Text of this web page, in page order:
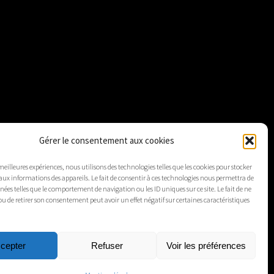
Gérer le consentement aux cookies
expériences, nous utilisons des technologies telles que les cookies pour stocker
informations des appareils. Le fait de consentir à ces technologies nous permettra de
telles que le comportement de navigation ou les ID uniques sur ce site. Le fait de ne
de retirer son consentement peut avoir un effet négatif sur certaines caractéristiques
Refuser Voir les préférences